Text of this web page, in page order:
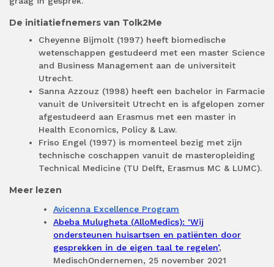
De initiatiefnemers van Tolk2Me
Cheyenne Bijmolt (1997) heeft biomedische
wetenschappen gestudeerd met een master Science
and Business Management aan de universiteit
Utrecht.
Sanna Azzouz (1998) heeft een bachelor in Farmacie
vanuit de Universiteit Utrecht en is afgelopen zomer
afgestudeerd aan Erasmus met een master in
Health Economics, Policy & Law.
Friso Engel (1997) is momenteel bezig met zijn
technische coschappen vanuit de masteropleiding
Technical Medicine (TU Delft, Erasmus MC & LUMC).
Meer lezen
Avicenna Excellence Program
Abeba Mulugheta (AlloMedics): ‘Wij
ondersteunen huisartsen en patiënten door
gesprekken in de eigen taal te regelen’,
MedischOndernemen, 25 november 2021